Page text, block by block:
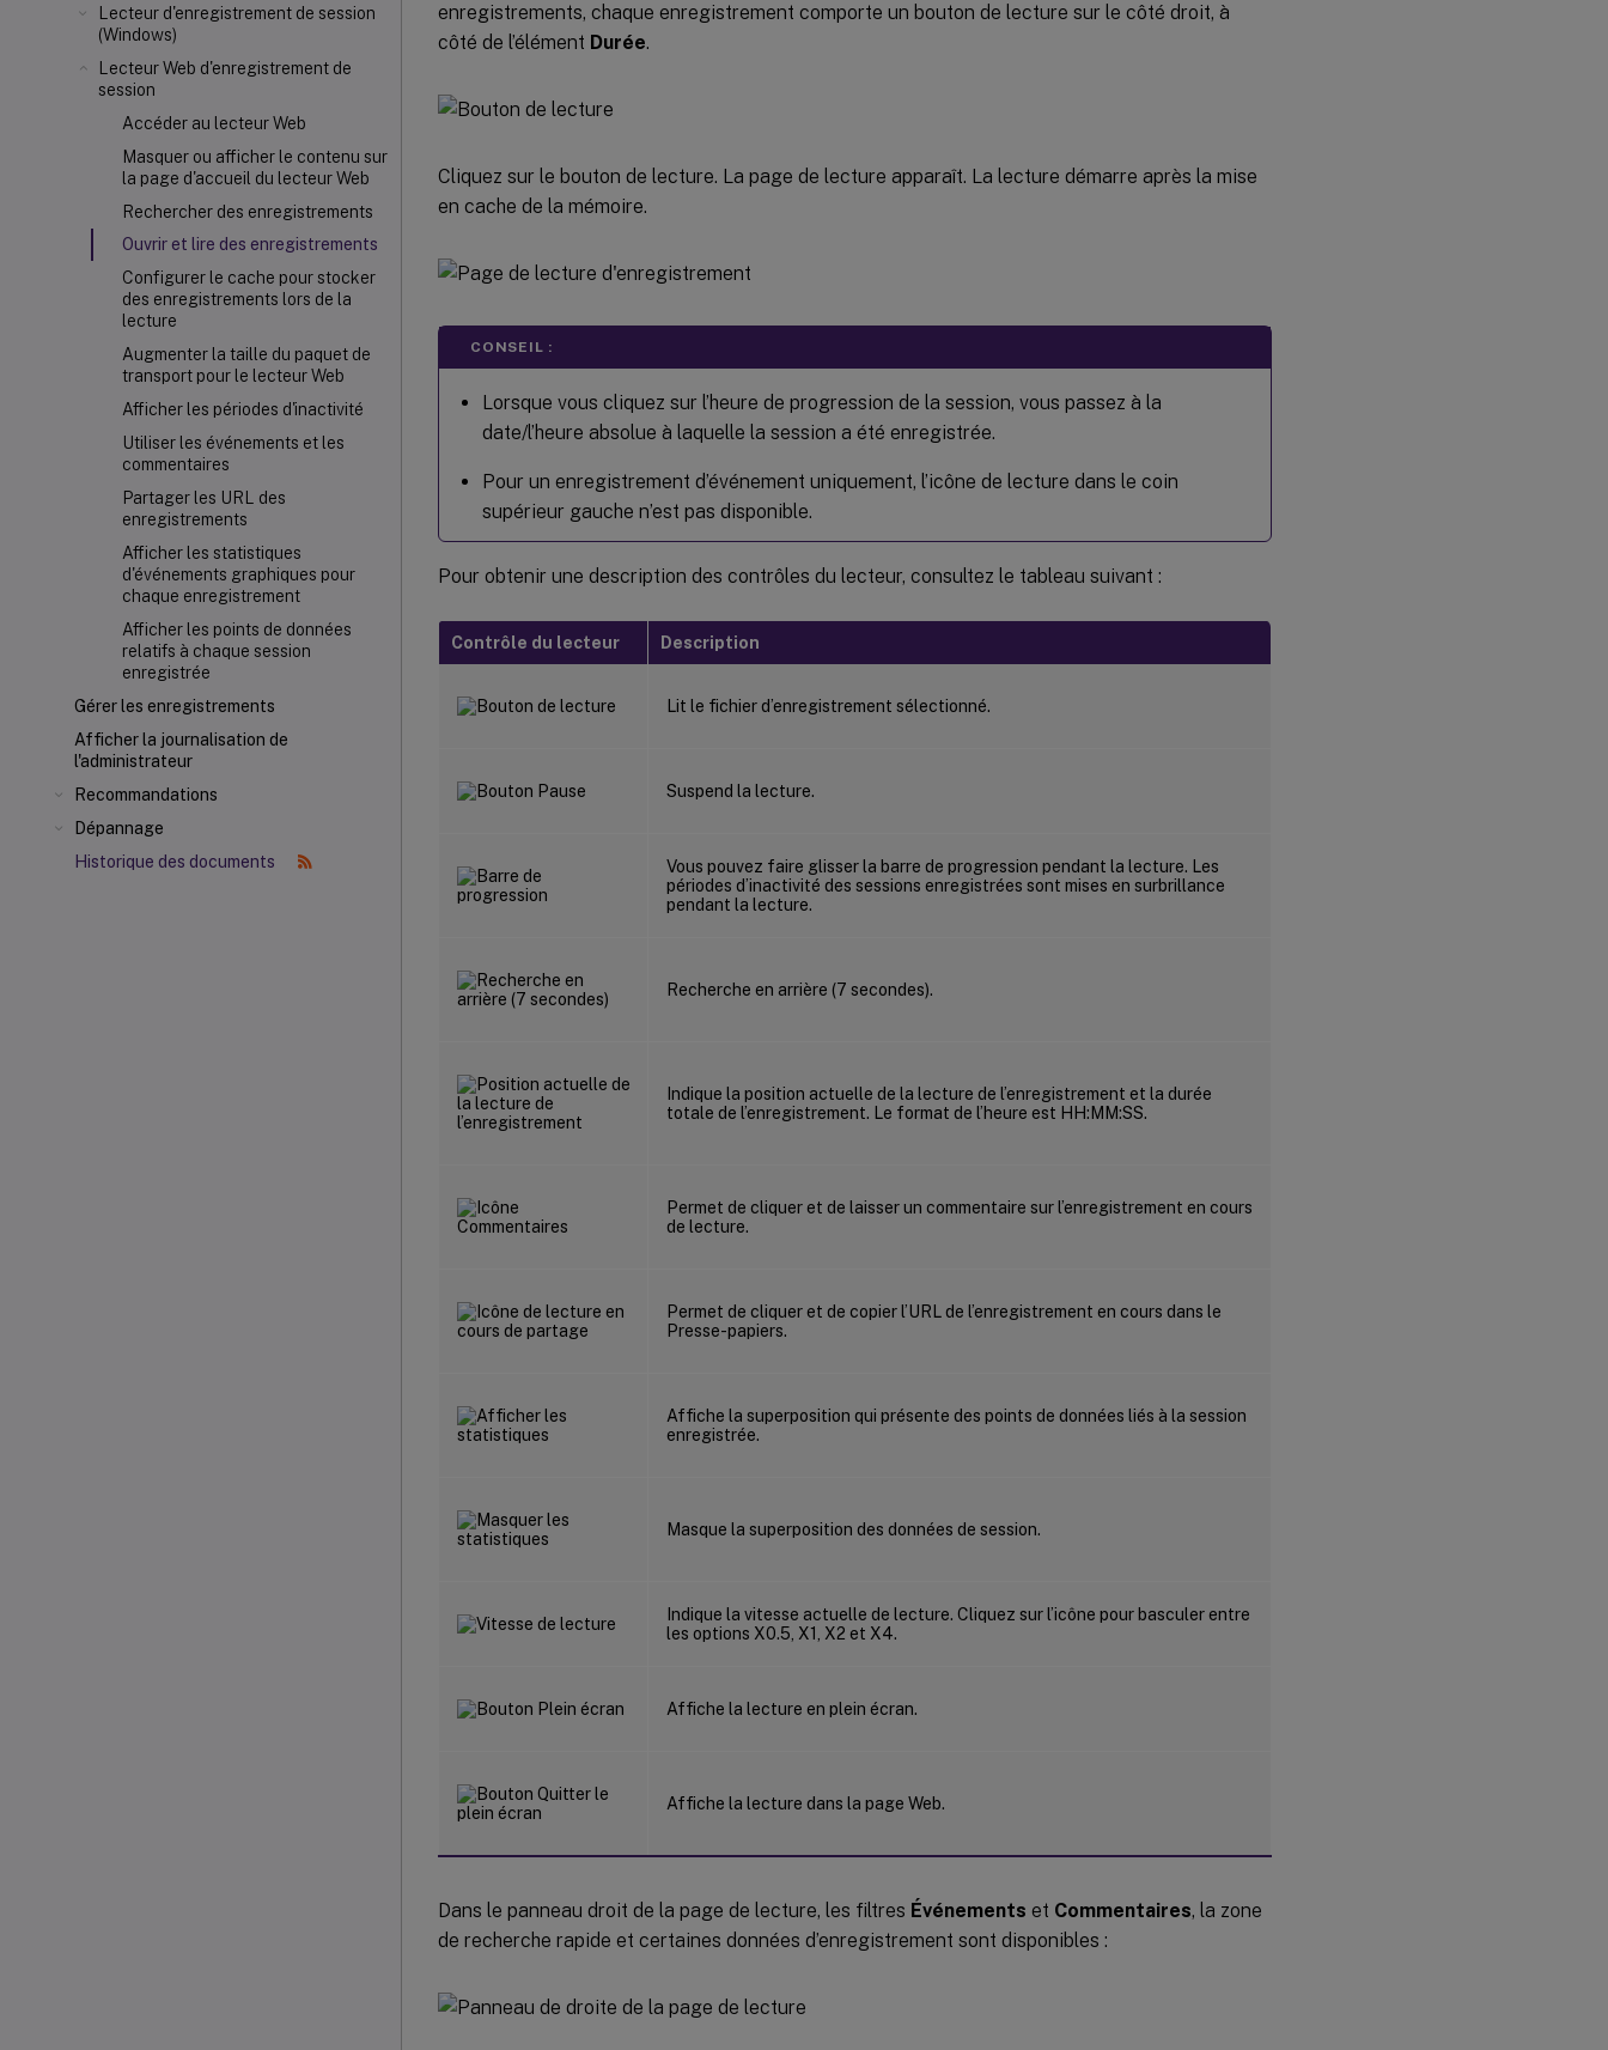
Lecteur d'enregistrement de session
(Windows)
Lecteur Web d'enregistrement de
session
Accéder au lecteur Web
Masquer ou afficher le contenu sur
la page d'accueil du lecteur Web
Rechercher des enregistrements
Ouvrir et lire des enregistrements
Configurer le cache pour stocker
des enregistrements lors de la
lecture
Augmenter la taille du paquet de
transport pour le lecteur Web
Afficher les périodes d'inactivité
Utiliser les événements et les
commentaires
Partager les URL des
enregistrements
Afficher les statistiques
d'événements graphiques pour
chaque enregistrement
Afficher les points de données
relatifs à chaque session
enregistrée
Gérer les enregistrements
Afficher la journalisation de
l'administrateur
Recommandations
Dépannage
Historique des documents
enregistrements, chaque enregistrement comporte un bouton de lecture sur le côté droit, à
côté de l’élément Durée.
Cliquez sur le bouton de lecture. La page de lecture apparaît. La lecture démarre après la mise
en cache de la mémoire.
CONSEIL :
Lorsque vous cliquez sur l’heure de progression de la session, vous passez à la
date/l’heure absolue à laquelle la session a été enregistrée.
Pour un enregistrement d’événement uniquement, l’icône de lecture dans le coin
supérieur gauche n’est pas disponible.
Pour obtenir une description des contrôles du lecteur, consultez le tableau suivant :
Contrôle du lecteur Description
Lit le fichier d’enregistrement sélectionné.
Suspend la lecture.
Vous pouvez faire glisser la barre de progression pendant la lecture. Les
périodes d’inactivité des sessions enregistrées sont mises en surbrillance
pendant la lecture.
Recherche en arrière (7 secondes).
Indique la position actuelle de la lecture de l’enregistrement et la durée
totale de l’enregistrement. Le format de l’heure est HH:MM:SS.
Permet de cliquer et de laisser un commentaire sur l’enregistrement en cours
de lecture.
Permet de cliquer et de copier l’URL de l’enregistrement en cours dans le
Presse-papiers.
Affiche la superposition qui présente des points de données liés à la session
enregistrée.
Masque la superposition des données de session.
Indique la vitesse actuelle de lecture. Cliquez sur l’icône pour basculer entre
les options X0.5, X1, X2 et X4.
Affiche la lecture en plein écran.
Affiche la lecture dans la page Web.
Dans le panneau droit de la page de lecture, les filtres Événements et Commentaires, la zone
de recherche rapide et certaines données d’enregistrement sont disponibles :